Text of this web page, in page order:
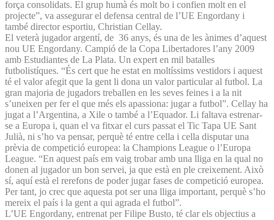
força consolidats. El grup humà és molt bo i confien molt en el
projecte”, va assegurar el defensa central de l’UE Engordany i
també director esportiu, Christian Cellay.
El veterà jugador argentí, de 36 anys, és una de les ànimes d’aquest
nou UE Engordany. Campió de la Copa Libertadores l’any 2009
amb Estudiantes de La Plata. Un expert en mil batalles
futbolistíques. “És cert que he estat en moltíssims vestidors i aquest
té el valor afegit que la gent li dona un valor particular al futbol. La
gran majoria de jugadors treballen en les seves feines i a la nit
s’uneixen per fer el que més els apassiona: jugar a futbol”. Cellay ha
jugat a l’Argentina, a Xile o també a l’Equador. Li faltava estrenar-
se a Europa i, quan el va fitxar el curs passat el Tic Tapa UE Sant
Julià, ni s’ho va pensar, perquè té entre cella i cella disputar una
prèvia de competició europea: la Champions League o l’Europa
League. “En aquest país em vaig trobar amb una lliga en la qual no
donen al jugador un bon servei, ja que està en ple creixement. Això
sí, aquí està el rerefons de poder jugar fases de competició europea.
Per tant, jo crec que aquesta pot ser una lliga important, perquè s’ho
mereix el país i la gent a qui agrada el futbol”.
L’UE Engordany, entrenat per Filipe Busto, té clar els objectius a